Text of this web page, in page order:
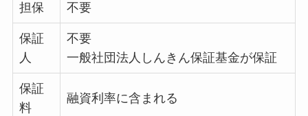
担保 不要
保証
人
不要
一般社団法人しんきん保証基金が保証
保証
料
融資利率に含まれる